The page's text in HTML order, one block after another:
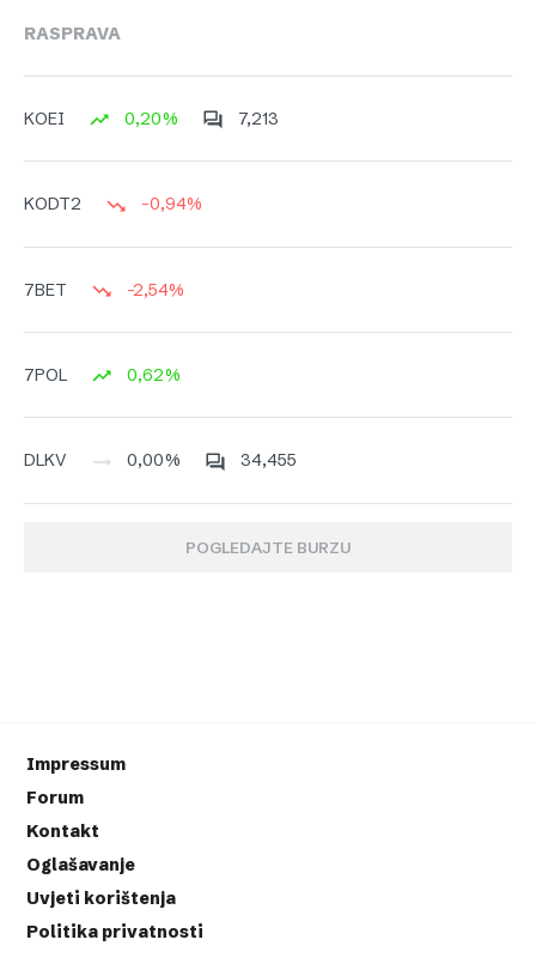
RASPRAVA
KOEI 0,20% 7,213
KODT2 -0,94%
7BET -2,54%
7POL 0,62%
DLKV 0,00% 34,455
POGLEDAJTE BURZU
Impressum
Forum
Kontakt
Oglašavanje
Uvjeti korištenja
Politika privatnosti